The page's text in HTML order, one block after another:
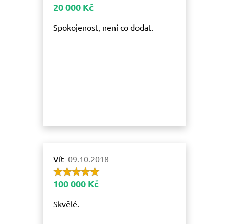
20 000 Kč
Spokojenost, není co dodat.
Vít 09.10.2018
100 000 Kč
Skvělé.